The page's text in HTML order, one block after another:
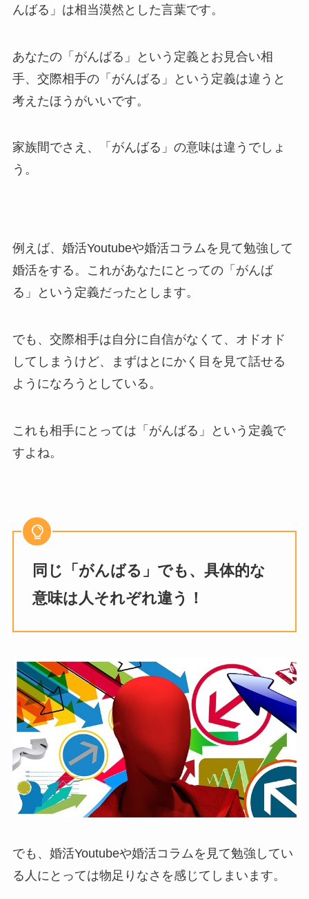
んばる」は相当漠然とした言葉です。
あなたの「がんばる」という定義とお見合い相
手、交際相手の「がんばる」という定義は違うと
考えたほうがいいです。
家族間でさえ、「がんばる」の意味は違うでしょ
う。
例えば、婚活Youtubeや婚活コラムを見て勉強して
婚活をする。これがあなたにとっての「がんば
る」という定義だったとします。
でも、交際相手は自分に自信がなくて、オドオド
してしまうけど、まずはとにかく目を見て話せる
ようになろうとしている。
これも相手にとっては「がんばる」という定義で
すよね。
同じ「がんばる」でも、具体的な
意味は人それぞれ違う！
でも、婚活Youtubeや婚活コラムを見て勉強してい
る人にとっては物足りなさを感じてしまいます。